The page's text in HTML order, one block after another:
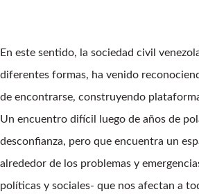
En este sentido, la sociedad civil
diferentes formas, ha venido
de encontrarse, construyendo
Un encuentro difícil luego de años de
desconfianza, pero que encuentra un
alrededor de los problemas y
políticas y sociales- que nos afectan a